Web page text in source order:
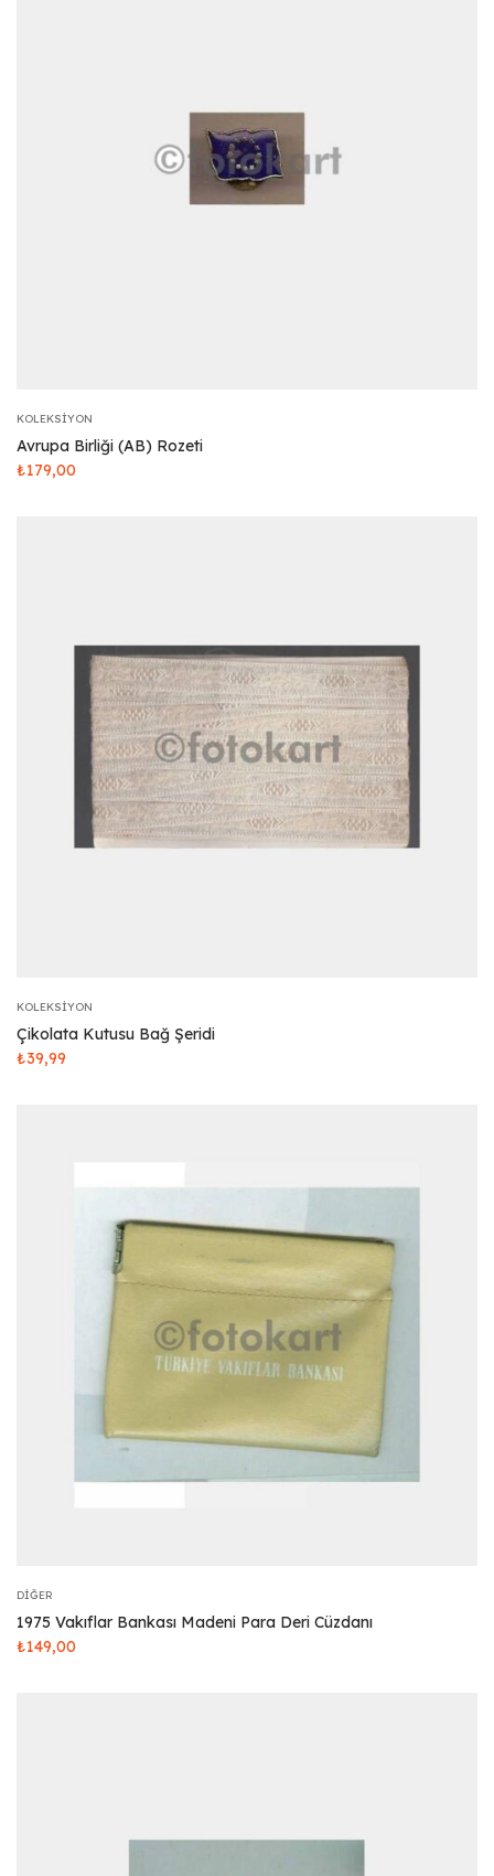
KOLEKSIYON
Avrupa Birliği (AB) Rozeti
₺179,00
KOLEKSIYON
Çikolata Kutusu Bağ Şeridi
₺39,99
DIĞER
1975 Vakıflar Bankası Madeni Para Deri Cüzdanı
₺149,00